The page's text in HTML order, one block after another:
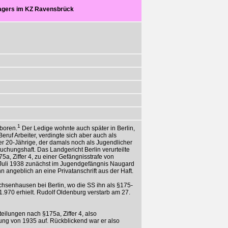
im KZ Ravensbrück
1
Der Ledige wohnte auch später in Berlin,
Arbeiter, verdingte sich aber auch als
20-Jährige, der damals noch als Jugendlicher
Das Landgericht Berlin verurteilte
Ziffer 4, zu einer Gefängnisstrafe von
1938 zunächst im Jugendgefängnis Naugard
angeblich an eine Privatanschrift aus der Haft.
bei Berlin, wo die SS ihn als §175-
erhielt. Rudolf Oldenburg verstarb am 27.
nach §175a, Ziffer 4, also
von 1935 auf. Rückblickend war er also